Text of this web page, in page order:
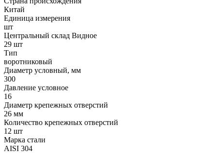
Китай
Единица измерения
шт
Центральный склад Видное
29 шт
Тип
воротниковый
Диаметр условный, мм
300
Давление условное
16
Диаметр крепежных отверстий
26 мм
Количество крепежных отверстий
12 шт
Марка стали
AISI 304